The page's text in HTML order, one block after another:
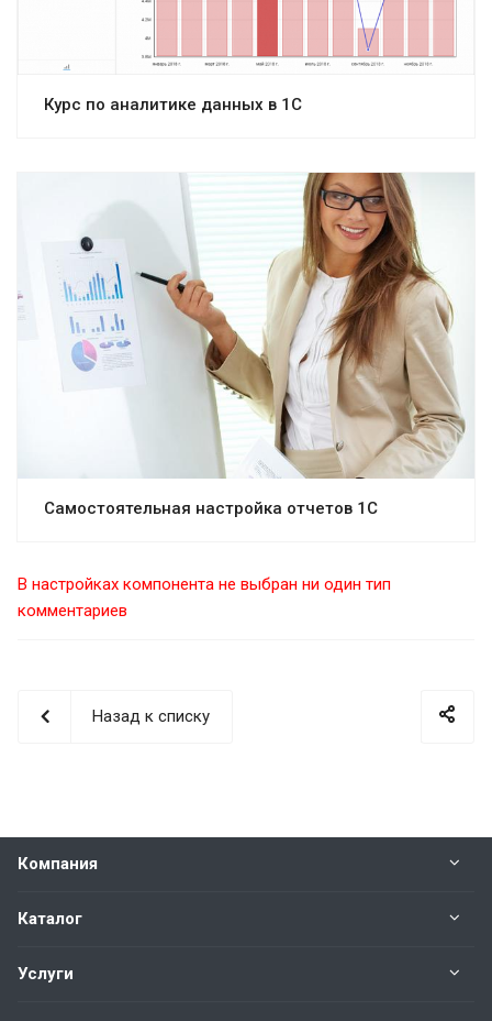
Курс по аналитике данных в 1С
Самостоятельная настройка отчетов 1С
В настройках компонента не выбран ни один тип
комментариев
Назад к списку
Компания
Каталог
Услуги